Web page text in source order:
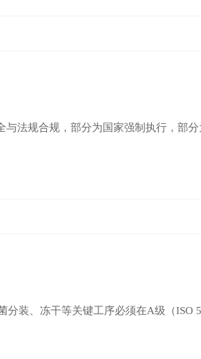
法规合规，部分为国家强制执行，部分
分装、冻干等关键工序必须在‌A级（ISO